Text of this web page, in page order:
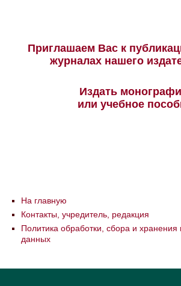
Приглашаем Вас к
журналах нашего
Издать
или учебное
На главную
Контакты, учредитель, редакция
Политика обработки, сбора и
данных